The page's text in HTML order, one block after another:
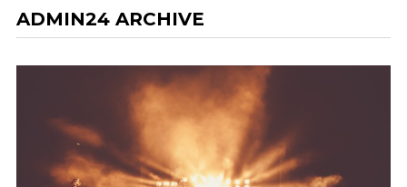
ADMIN24 ARCHIVE